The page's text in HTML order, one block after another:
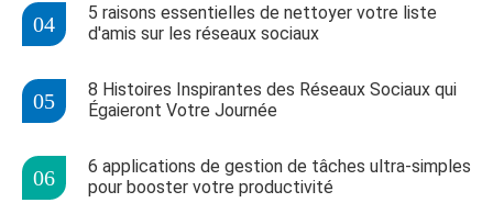
5 raisons essentielles de nettoyer votre liste
d'amis sur les réseaux sociaux
8 Histoires Inspirantes des Réseaux Sociaux qui
Égaieront Votre Journée
6 applications de gestion de tâches ultra-simples
pour booster votre productivité